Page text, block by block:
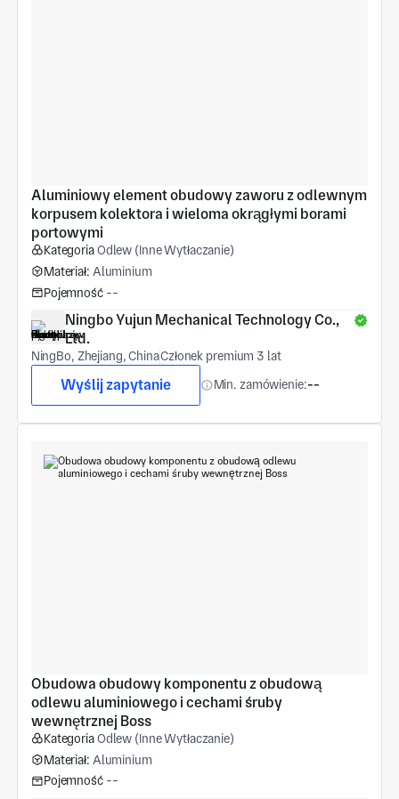
Aluminiowy element obudowy zaworu z odlewnym
korpusem kolektora i wieloma okrągłymi borami
portowymi
KategoriaOdlew (Inne Wytłaczanie)
Materiał: Aluminium
Pojemność --
Ningbo Yujun Mechanical Technology Co.,
Ltd.
NingBo, Zhejiang, ChinaCzłonek premium 3 lat
Wyślij zapytanie Min. zamówienie:--
Obudowa obudowy komponentu z obudową
odlewu aluminiowego i cechami śruby
wewnętrznej Boss
KategoriaOdlew (Inne Wytłaczanie)
Materiał: Aluminium
Pojemność --